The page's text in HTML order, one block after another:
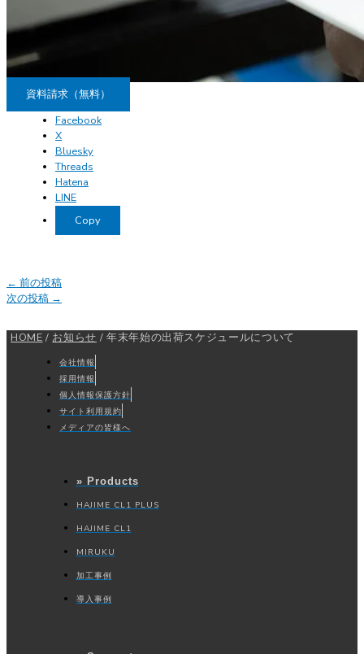
資料請求（無料）
Facebook
X
Bluesky
Threads
Hatena
LINE
Copy
← 前の投稿
次の投稿 →
HOME / お知らせ / 年末年始の出荷スケジュールについて
会社情報
採用情報
個人情報保護方針
サイト利用規約
メディアの皆様へ
» Products
HAJIME CL1 PLUS
HAJIME CL1
MIRUKU
加工事例
導入事例